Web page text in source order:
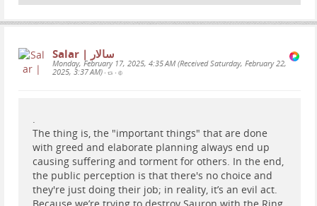
Salar | سالار
Monday, February 17, 2025, 4:35 AM (Received Saturday, February 22,
2025, 3:37 AM) • •
.
The thing is, the "important things" that are done
with greed and elaborate planning always end up
causing suffering and torment for others. In the end,
the public perception is that there's no choice and
they're just doing their job; in reality, it’s an evil act.